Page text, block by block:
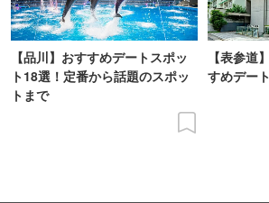
【品川】おすすめデートスポッ
ト18選！定番から話題のスポッ
トまで
【表参道
すめデー